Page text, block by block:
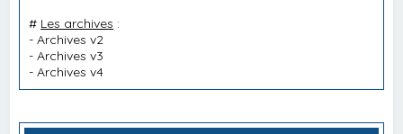
# Les archives :
-Archives v2
-Archives v3
-Archives v4